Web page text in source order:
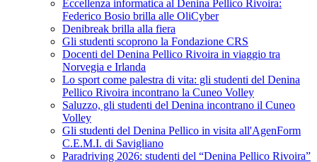
Eccellenza informatica al Denina Pellico Rivoira:
Federico Bosio brilla alle OliCyber
Denibreak brilla alla fiera
Gli studenti scoprono la Fondazione CRS
Docenti del Denina Pellico Rivoira in viaggio tra
Norvegia e Irlanda
Lo sport come palestra di vita: gli studenti del Denina
Pellico Rivoira incontrano la Cuneo Volley
Saluzzo, gli studenti del Denina incontrano il Cuneo
Volley
Gli studenti del Denina Pellico in visita all'AgenForm
C.E.M.I. di Savigliano
Paradriving 2026: studenti del “Denina Pellico Rivoira”